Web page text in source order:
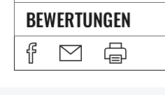
BEWERTUNGEN